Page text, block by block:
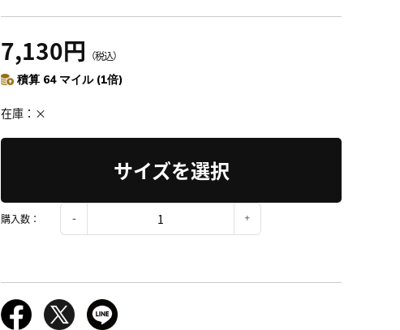
7,130円 （税込）
積算 64 マイル (1倍)
在庫 ×
サイズを選択
購入数：